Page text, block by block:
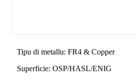
Tipu di metallu: FR4 & Copper
Superficie: OSP/HASL/ENIG